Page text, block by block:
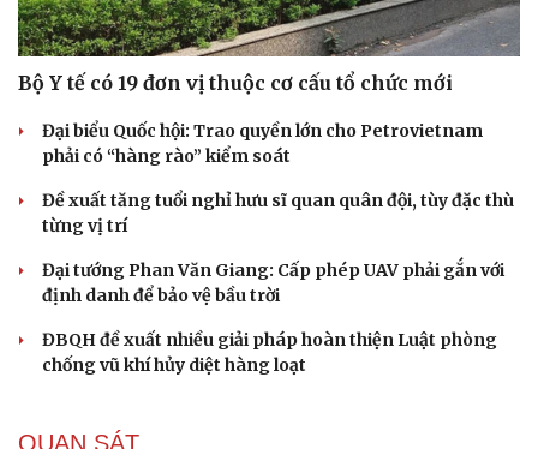
Tư vấn
Săn Tour
Câu chuyện thời sự
Đọc truyện đêm khuya
Bộ Y tế có 19 đơn vị thuộc cơ cấu tổ chức mới
Đại biểu Quốc hội: Trao quyền lớn cho Petrovietnam
phải có “hàng rào” kiểm soát
Đề xuất tăng tuổi nghỉ hưu sĩ quan quân đội, tùy đặc thù
từng vị trí
Đại tướng Phan Văn Giang: Cấp phép UAV phải gắn với
định danh để bảo vệ bầu trời
ĐBQH đề xuất nhiều giải pháp hoàn thiện Luật phòng
chống vũ khí hủy diệt hàng loạt
QUAN SÁT